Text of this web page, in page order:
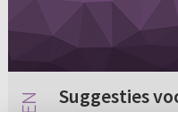
Suggesties